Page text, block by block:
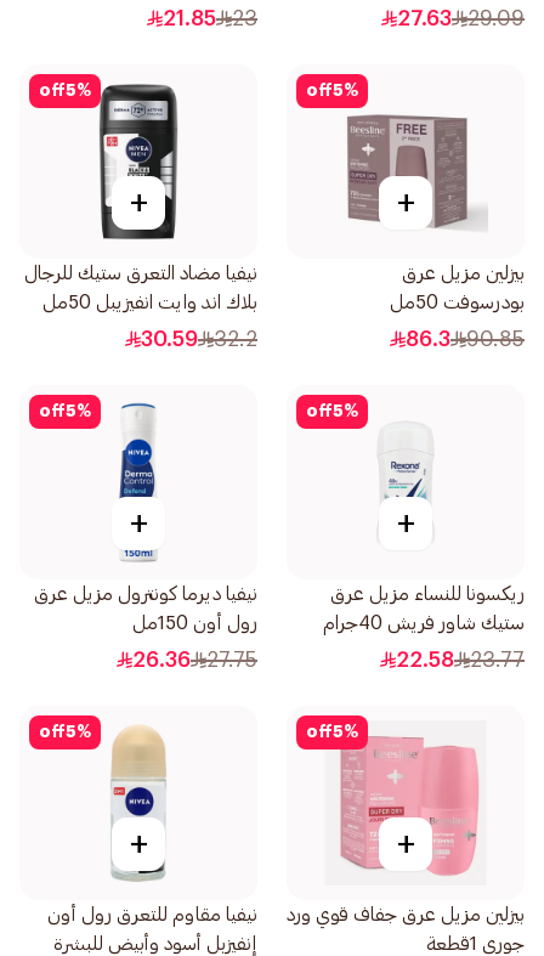
29.09
27.63
والأخشاب الداكنة للرجال 50مل
23
21.85
5%
off
+
بيزلين مزيل عرق
بودرسوفت 50مل
90.85
86.3
5%
off
+
نيفيا مضاد التعرق ستيك للرجال
بلاك اند وايت انفيزيبل 50مل
32.2
30.59
5%
off
+
ريكسونا للنساء مزيل عرق
ستيك شاور فريش 40جرام
23.77
22.58
5%
off
+
نيفيا ديرما كونترول مزيل عرق
رول أون 150مل
27.75
26.36
5%
off
+
بيزلين مزيل عرق جفاف قوي ورد
جوري 1قطعة
5%
off
+
نيفيا مقاوم للتعرق رول أون
إنفيزبل أسود وأبيض للبشرة